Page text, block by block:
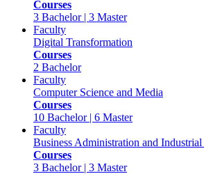
Courses
3 Bachelor | 3 Master
Faculty
Digital Transformation
Courses
2 Bachelor
Faculty
Computer Science and Media
Courses
10 Bachelor | 6 Master
Faculty
Business Administration and
Courses
3 Bachelor | 3 Master